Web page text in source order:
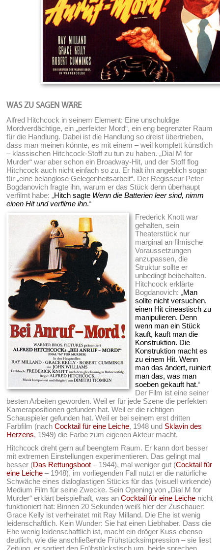
WAS ZU SAGEN WÄRE
Alfred Hitchcock in seinem Element: Eine unschuldige
Mordverdächtige, ein „perfekter Mord“, ein eng begrenzter Raum
für die Handlung. Dabei ist die Handlung so dreist übertrieben,
dass man meinen könnte, es mit einem – weil komplett künstlich
– klassischen Hitchcock-Stoff zu tun zu haben. „Dial M for
Murder“ war aber schon ein Broadway-Hit, und der Stoff flog
Hitchcock auch nicht einfach so zu. Er hält ihn angeblich sogar
für „eine belanglose Gelegenheitsarbeit“. Der Regisseur Peter
Bogdanovich fragte ihn, warum er das Stück denn überhaupt
verfilmt habe: „Hitch sagte Wenn die Batterien leer sind, nimm
einen Hit und verfilme ihn.“
Frederick Knott war
gehalten, sein
Theaterstück nur
marginal an filmische
Voraussetzungen
anzupassen, die
Struktur sollte er
unbedingt beibehalten.
Hitchcock erklärte
Bogdanovich: „Man
sollte nicht versuchen,
einen Hit cineastisch zu
manipulieren. Denn
wenn man ein Stück
kauft, kauft man die
Konstruktion. Die
Konstruktion macht es
zu einem Hit. Wenn
man das ändert, ruiniert
man das, was man
soeben gekauft hat.“
Der Film ist eine seiner
besten Arbeiten geworden. Weil er für jede Szene die perfekten
Kamerapositionen gefunden hat. Weil er die richtigen
Schauspieler gefunden hat. Weil er bei seinem erst dritten
Farbfilm (nachCocktail für eine Leiche, 1948 und Sklavin des
Herzens, 1949) die Farbe zum eigenen Akteur macht.
Hitchcock dreht gern auf beengtem Raum. Er kann dort besser
mit extremen Einstellungen experimentieren. Das gelingt mal
besser (Das Rettungsboot – 1944), mal weniger gut (Cocktail für
eine Leiche – 1948), im vorliegenden Fall nutzt er die natürliche
Schwäche eines dialoglastigen Stücks für das (visuell wirkende)
Medium Film für seine Zwecke. Sein Opening von „Dial M for
Murder“ erklärt beispielhaft, was anCocktail für eine Leiche nicht
funktioniert hat: Binnen 20 Sekunden weiß hier der Zuschauer:
Grace Kelly ist verheiratet mit Ray Milland. Die Ehe ist wenig
leidenschaftlich. Kein Wunder: Sie hat einen Liebhaber. Dass die
Ehe wenig leidenschaftlich ist, macht ein dröger Kuss ebenso
deutlich, wie die anschließende Frühstücksimpression – sie liest